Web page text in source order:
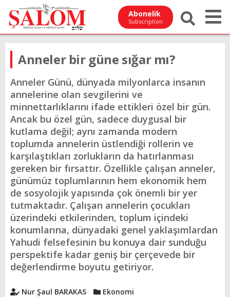
Abonelik
Subscription
Anneler bir güne sığar mı?
Anneler Günü, dünyada milyonlarca insanın
annelerine olan sevgilerini ve
minnettarlıklarını ifade ettikleri özel bir gün.
Ancak bu özel gün, sadece duygusal bir
kutlama değil; aynı zamanda modern
toplumda annelerin üstlendiği rollerin ve
karşılaştıkları zorlukların da hatırlanması
gereken bir fırsattır. Özellikle çalışan anneler,
günümüz toplumlarının hem ekonomik hem
de sosyolojik yapısında çok önemli bir yer
tutmaktadır. Çalışan annelerin çocukları
üzerindeki etkilerinden, toplum içindeki
konumlarına, dünyadaki genel yaklaşımlardan
Yahudi felsefesinin bu konuya dair sunduğu
perspektife kadar geniş bir çerçevede bir
değerlendirme boyutu getiriyor.
Nur Şaul BARAKAS
Ekonomi